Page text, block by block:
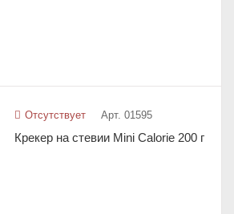
Отсутствует Арт. 01595
Крекер на стевии Mini Calorie 200 г